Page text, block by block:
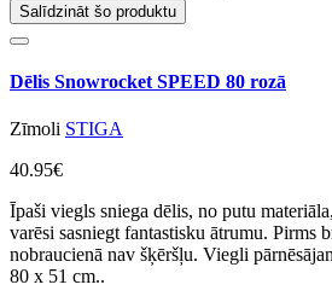
Salīdzināt šo produktu
Dēlis Snowrocket SPEED 80 rozā
Zīmoli STIGA
40.95€
Īpaši viegls sniega dēlis, no putu
varēsi sasniegt fantastisku ātrumu. Pirms
nobraucienā nav šķēršļu. Viegli
80 x 51 cm..